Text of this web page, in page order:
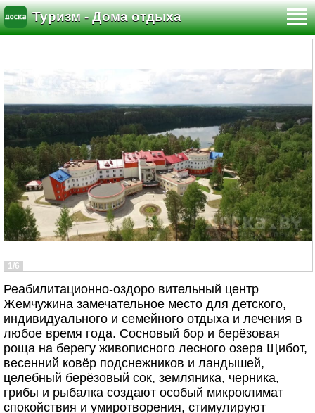
Туризм - Дома отдыха
1/6
Реабилитационно-оздоро вительный центр
Жемчужина замечательное место для детского,
индивидуального и семейного отдыха и лечения в
любое время года. Сосновый бор и берёзовая
роща на берегу живописного лесного озера Щибот,
весенний ковёр подснежников и ландышей,
целебный берёзовый сок, земляника, черника,
грибы и рыбалка создают особый микроклимат
спокойствия и умиротворения, стимулируют